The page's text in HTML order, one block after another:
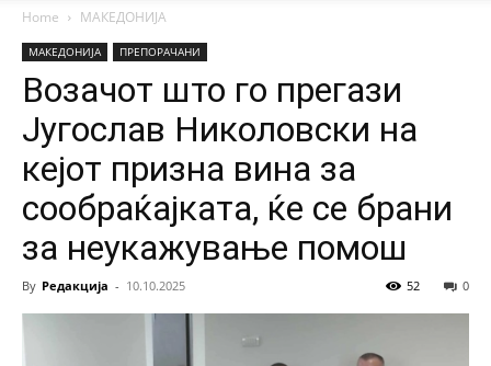
Home МАКЕДОНИЈА
МАКЕДОНИЈА ПРЕПОРАЧАНИ
Возачот што го прегази
Југослав Николовски на
кејот призна вина за
сообраќајката, ќе се брани
за неукажување помош
By Редакција - 10.10.2025 0
52